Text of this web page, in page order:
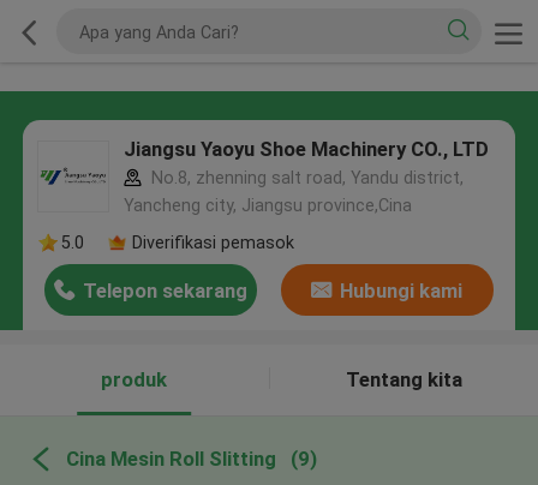
Jiangsu Yaoyu Shoe Machinery CO., LTD
No.8, zhenning salt road, Yandu district,
Yancheng city, Jiangsu province,Cina
5.0
Diverifikasi pemasok
Telepon sekarang Hubungi kami
produk Tentang kita
Cina Mesin Roll Slitting (9)